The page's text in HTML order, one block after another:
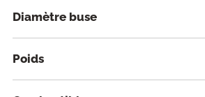
Diamètre buse
Poids